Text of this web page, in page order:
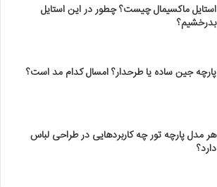
استایل ماکسیمال چیست؟ چطور در این استایل
بدرخشیم؟
پارچه جین ساده یا طرحدار؟ امسال کدام مد است؟
هر مدل پارچه تور چه کاربردهایی در طراحی لباس
دارد؟